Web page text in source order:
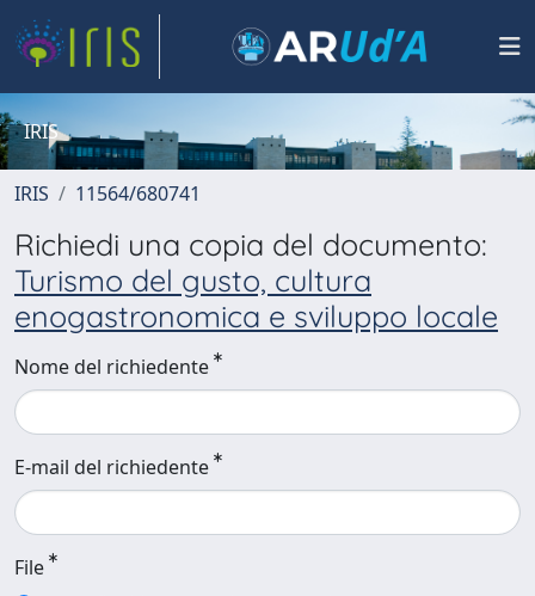
IRIS
IRIS 11564/680741
Richiedi una copia del documento:
Turismo del gusto, cultura
enogastronomica e sviluppo locale
Nome del richiedente
E-mail del richiedente
File